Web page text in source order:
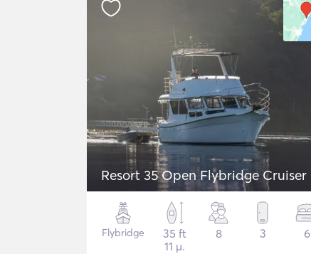
Resort 35 Open Flybridge Cruiser
Flybridge
35 ft
11 μ.
8 3 6